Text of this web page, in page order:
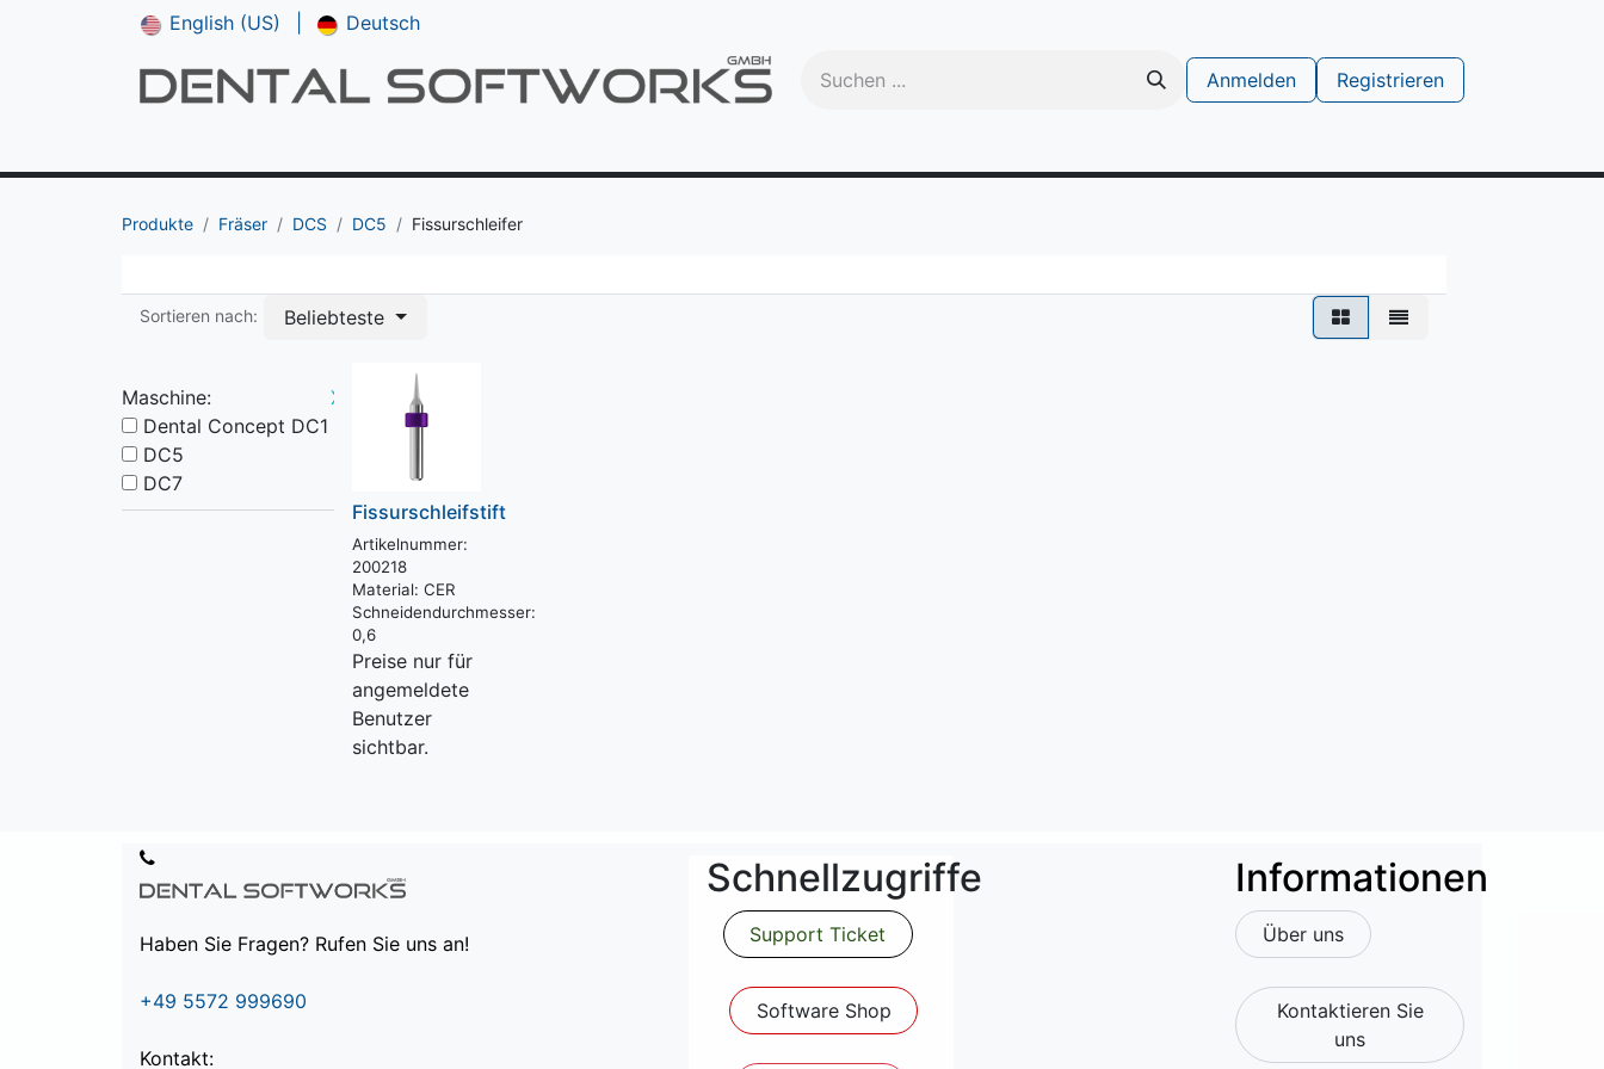
English (US) Deutsch
Anmelden Registrieren
Produkte Fräser DCS DC5 Fissurschleifer
Sortieren nach: Beliebteste
Maschine:
X
Dental Concept DC1
DC5
DC7
Fissurschleifstift
Artikelnummer:
200218
Material: CER
Schneidendurchmesser:
0,6
Preise nur für
angemeldete
Benutzer
sichtbar.
Haben Sie Fragen? Rufen Sie uns an!
+49 5572 999690
Kontakt:
Schnellzugriffe
Support Ticket
Software Shop
Informationen
Über uns
Kontaktieren Sie
uns